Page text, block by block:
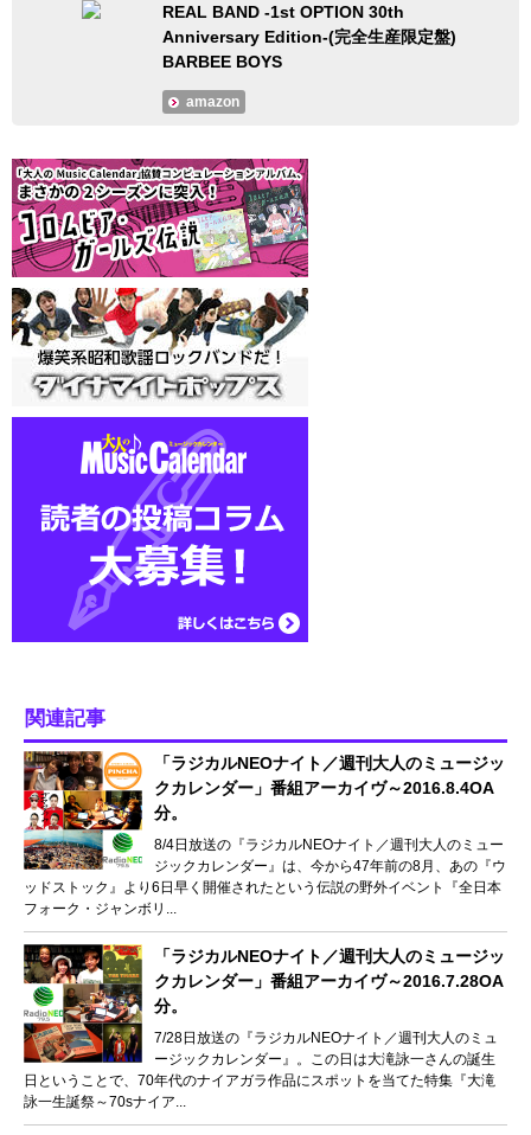
REAL BAND -1st OPTION 30th
Anniversary Edition-(完全生産限定盤)
BARBEE BOYS
amazon
関連記事
「ラジカルNEOナイト／週刊大人のミュージッ
クカレンダー」番組アーカイヴ～2016.8.4OA
分。
8/4日放送の『ラジカルNEOナイト／週刊大人のミュー
ジックカレンダー』は、今から47年前の8月、あの『ウ
ッドストック』より6日早く開催されたという伝説の野外イベント『全日本
フォーク・ジャンボリ...
「ラジカルNEOナイト／週刊大人のミュージッ
クカレンダー」番組アーカイヴ～2016.7.28OA
分。
7/28日放送の『ラジカルNEOナイト／週刊大人のミュ
ージックカレンダー』。この日は大滝詠一さんの誕生
日ということで、70年代のナイアガラ作品にスポットを当てた特集『大滝
詠一生誕祭～70sナイア...